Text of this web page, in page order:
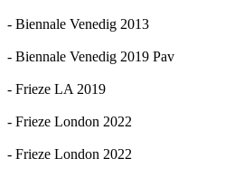
- Biennale Venedig 2013
- Biennale Venedig 2019 Pav
- Frieze LA 2019
- Frieze London 2022
- Frieze London 2022